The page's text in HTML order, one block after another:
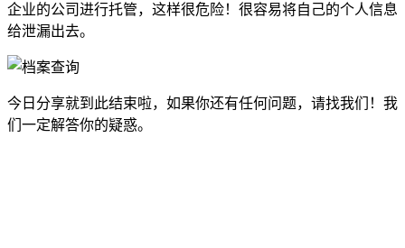
企业的公司进行托管，这样很危险！很容易将自己的个人信息
给泄漏出去。
今日分享就到此结束啦，如果你还有任何问题，请找我们！我
们一定解答你的疑惑。